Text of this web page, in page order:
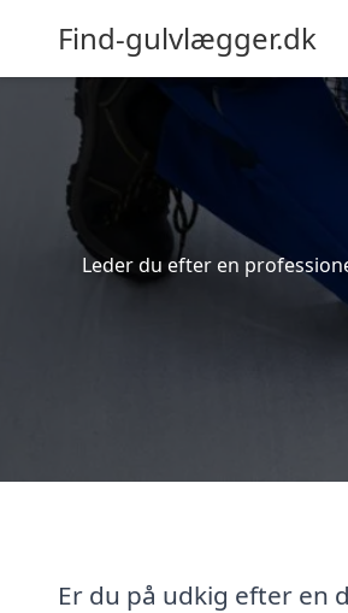
Find-gulvlægger.dk
Leder du efter en
Er du på udkig efter en